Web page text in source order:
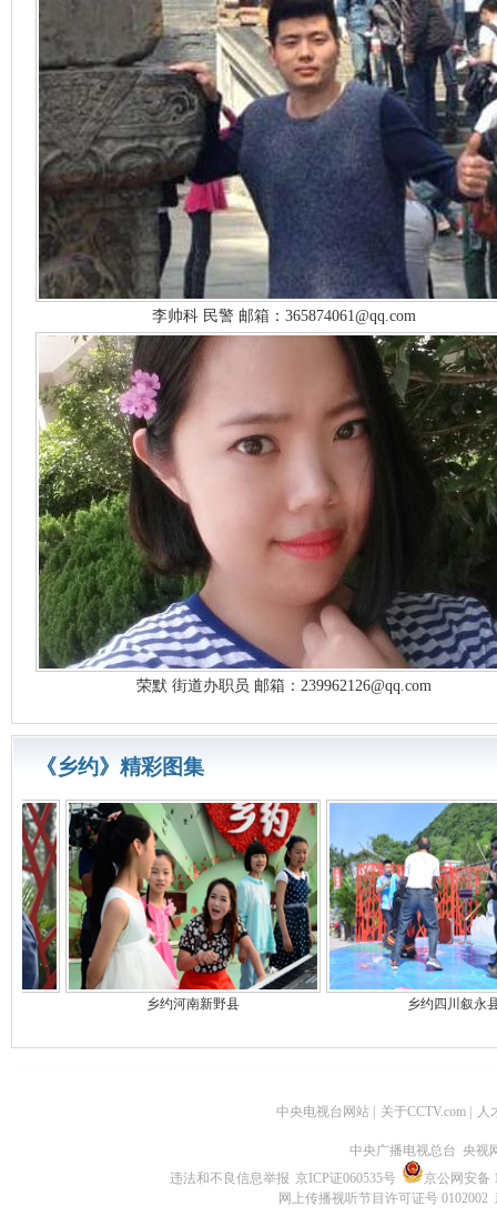
李帅科 民警 邮箱：365874061@qq.com
荣默 街道办职员 邮箱：239962126@qq.com
《乡约》精彩图集
乡约河南新野县 乡约四川叙永县
中央电视台网站 关于CCTV.com 人
中央广播电视总台 央视
违法和不良信息举报 京ICP证060535号
京公网安备
网上传播视听节目许可证号 0102002